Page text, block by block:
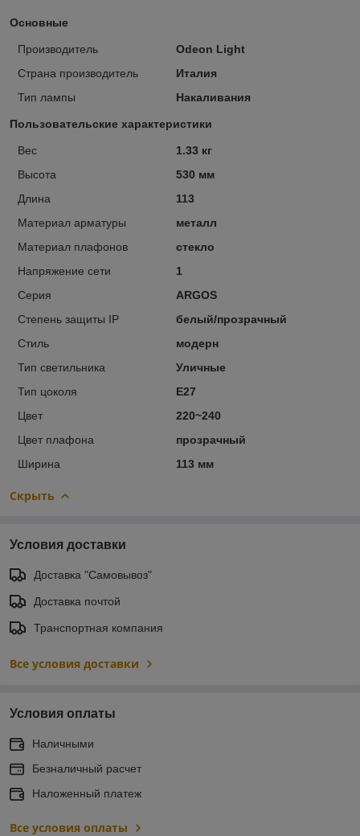
Основные
Производитель
Odeon Light
Страна производитель
Италия
Тип лампы
Накаливания
Пользовательские характеристики
Вес
1.33 кг
Высота
530 мм
Длина
113
Материал арматуры
металл
Материал плафонов
стекло
Напряжение сети
1
Серия
ARGOS
Степень защиты IP
белый/прозрачный
Стиль
модерн
Тип светильника
Уличные
Тип цоколя
E27
Цвет
220~240
Цвет плафона
прозрачный
Ширина
113 мм
Скрыть
Условия доставки
Доставка "Самовывоз"
Доставка почтой
Транспортная компания
Все условия доставки
Условия оплаты
Наличными
Безналичный расчет
Наложенный платеж
Все условия оплаты